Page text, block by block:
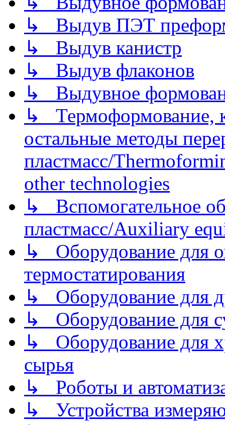
↳ Выдув ПЭТ
↳ Выдув канистр
↳ Выдув флаконов
↳ Выдувное
↳ Термоформование,
остальные методы
пластмасс/
other technologies
↳ Вспомогательное
пластмасс/Auxiliary
↳ Оборудование для
термостатирования
↳ Оборудование для
↳ Оборудование для
↳ Оборудование для
сырья
↳ Роботы и
↳ Устройства